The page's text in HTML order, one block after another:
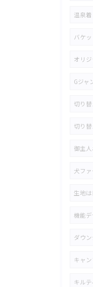
温泉着
バケ
オリ
Gジャ
切り
切り
御主
犬フ
生地
機能
ダウ
キャ
キル